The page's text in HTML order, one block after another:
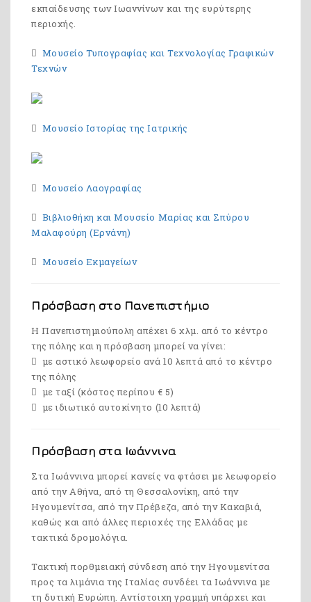
εκπαίδευσης των Ιωαννίνων και της ευρύτερης
περιοχής.
Μουσείο Τυπογραφίας και Τεχνολογίας Γραφικών
Τεχνών
Μουσείο Ιστορίας της Ιατρικής
Μουσείο Λαογραφίας
Βιβλιοθήκη και Μουσείο Mαρίας και Σπύρου
Mαλαφούρη (Eρνάνη)
Μουσείο Εκμαγείων
Πρόσβαση στο Πανεπιστήμιο
Η Πανεπιστημιούπολη απέχει 6 χλμ. από το κέντρο
της πόλης και η πρόσβαση μπορεί να γίνει:
με αστικό λεωφορείο ανά 10 λεπτά από το κέντρο
της πόλης
με ταξί (κόστος περίπου € 5)
με ιδιωτικό αυτοκίνητο (10 λεπτά)
Πρόσβαση στα Ιωάννινα
Στα Ιωάννινα μπορεί κανείς να φτάσει με λεωφορείο
από την Αθήνα, από τη Θεσσαλονίκη, από την
Ηγουμενίτσα, από την Πρέβεζα, από την Κακαβιά,
καθώς και από άλλες περιοχές της Ελλάδας με
τακτικά δρομολόγια.
Τακτική πορθμειακή σύνδεση από την Ηγουμενίτσα
προς τα λιμάνια της Ιταλίας συνδέει τα Ιωάννινα με
τη δυτική Ευρώπη. Αντίστοιχη γραμμή υπάρχει και